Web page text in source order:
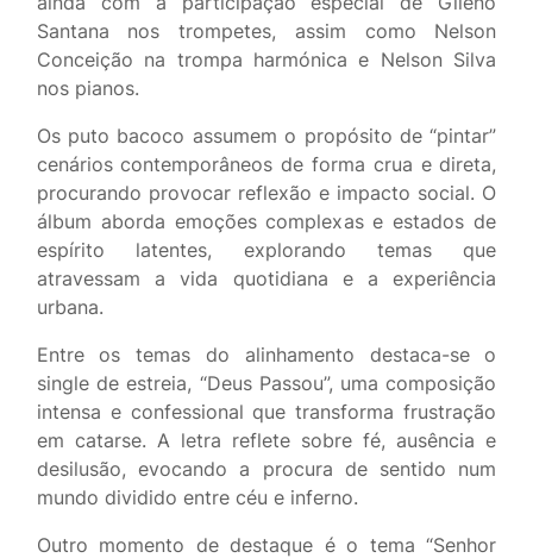
Santana nos trompetes, assim como Nelson
Conceição na trompa harmónica e Nelson Silva
nos pianos.
Os puto bacoco assumem o propósito de “pintar”
cenários contemporâneos de forma crua e direta,
procurando provocar reflexão e impacto social. O
álbum aborda emoções complexas e estados de
espírito latentes, explorando temas que
atravessam a vida quotidiana e a experiência
urbana.
Entre os temas do alinhamento destaca-se o
single de estreia, “Deus Passou”, uma composição
intensa e confessional que transforma frustração
em catarse. A letra reflete sobre fé, ausência e
desilusão, evocando a procura de sentido num
mundo dividido entre céu e inferno.
Outro momento de destaque é o tema “Senhor